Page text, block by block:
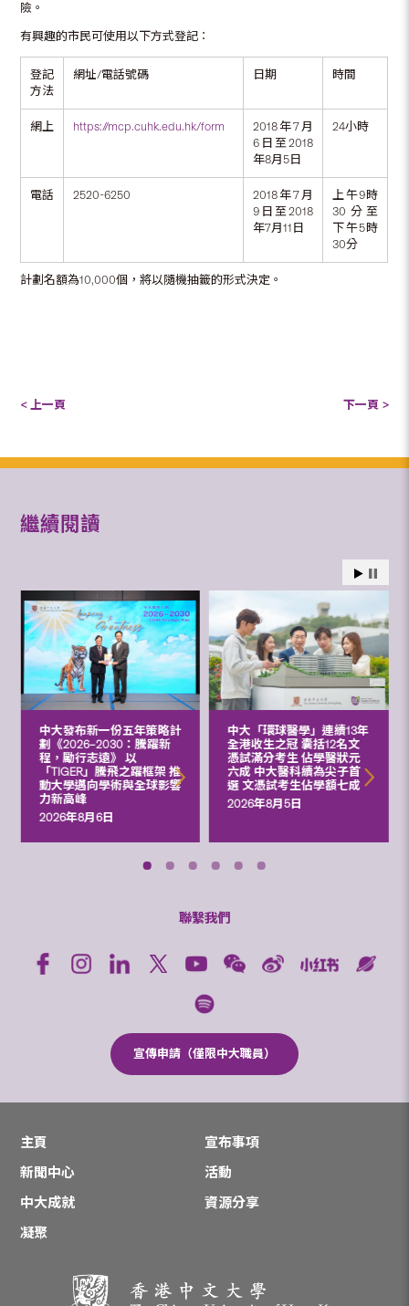
險。
有興趣的市民可使用以下方式登記︰
登記
方法
網址/電話號碼 日期 時間
網上 https://mcp.cuhk.edu.hk/form
2018年7月
6日至2018
年8月5日
24小時
電話 2520-6250
2018年7月
9日至2018
年7月11日
上午9時
30分至
下午5時
30分
計劃名額為10,000個，將以隨機抽籤的形式決定。
< 上一頁 下一頁 >
繼續閱讀
中大發布新一份五年策略計
劃《2026‒2030：騰躍新
程，勵行志遠》 以
「TIGER」騰飛之躍框架 推
動大學邁向學術與全球影響
力新高峰
2026年8月6日
中大「環球醫學」連續13年
全港收生之冠 囊括12名文
憑試滿分考生 佔學醫狀元
六成 中大醫科續為尖子首
選 文憑試考生佔學額七成
2026年8月5日
聯繫我們
宣傳申請（僅限中大職員）
主頁
宣布事項
新聞中心
活動
中大成就
資源分享
凝聚